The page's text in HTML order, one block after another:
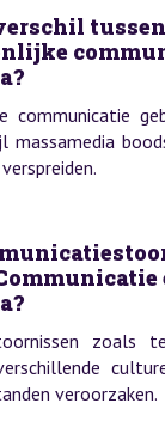
tussen
communicatie
massamedia
zoals
veroorzaken.